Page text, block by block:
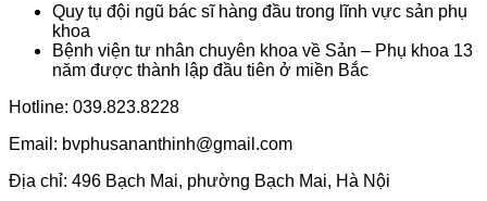
Quy tụ đội ngũ bác sĩ hàng đầu trong lĩnh vực sản phụ
khoa
Bệnh viện tư nhân chuyên khoa về Sản – Phụ khoa 13
năm được thành lập đầu tiên ở miền Bắc
Hotline: 039.823.8228
Email: bvphusananthinh@gmail.com
Địa chỉ: 496 Bạch Mai, phường Bạch Mai, Hà Nội